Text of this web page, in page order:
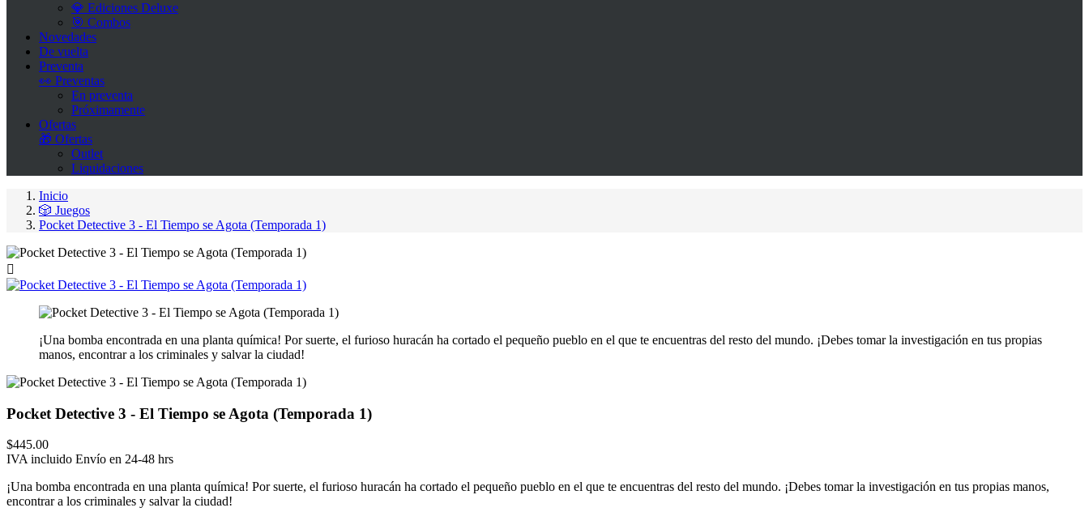
💎 Ediciones Deluxe
🎯 Combos
Novedades
De vuelta
Preventa
👀 Preventas
En preventa
Próximamente
Ofertas
🎁 Ofertas
Outlet
Liquidaciones
Inicio
🎲 Juegos
Pocket Detective 3 - El Tiempo se Agota (Temporada 1)

¡Una bomba encontrada en una planta química! Por suerte, el furioso huracán ha cortado el pequeño pueblo en el que te encuentras del resto del mundo. ¡Debes tomar la investigación en tus propias
manos, encontrar a los criminales y salvar la ciudad!
Pocket Detective 3 - El Tiempo se Agota (Temporada 1)
$445.00
IVA incluido Envío en 24-48 hrs
¡Una bomba encontrada en una planta química! Por suerte, el furioso huracán ha cortado el pequeño pueblo en el que te encuentras del resto del mundo. ¡Debes tomar la investigación en tus propias manos,
encontrar a los criminales y salvar la ciudad!